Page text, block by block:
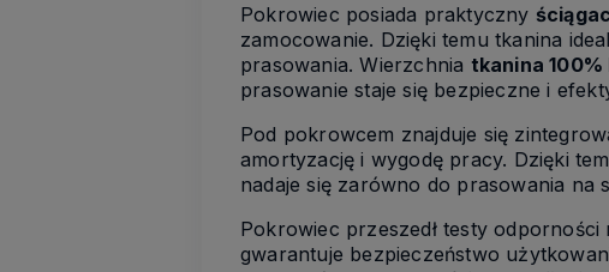
Pokrowiec posiada praktyczny
zamocowanie. Dzięki temu tkanina
prasowania. Wierzchnia tkanina 100%
prasowanie staje się bezpieczne i
Pod pokrowcem znajduje się
amortyzację i wygodę pracy. Dzięki
nadaje się zarówno do prasowania na
Pokrowiec przeszedł testy
gwarantuje bezpieczeństwo